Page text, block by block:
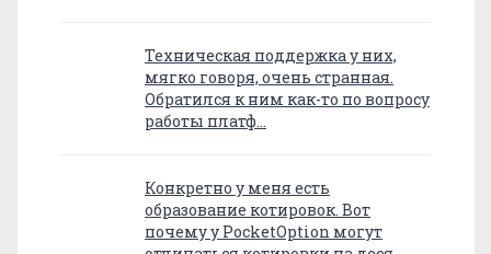
Техническая поддержка у них,
мягко говоря, очень странная.
Обратился к ним как-то по вопросу
работы платф…
Конкретно у меня есть
образование котировок. Вот
почему у PocketOption могут